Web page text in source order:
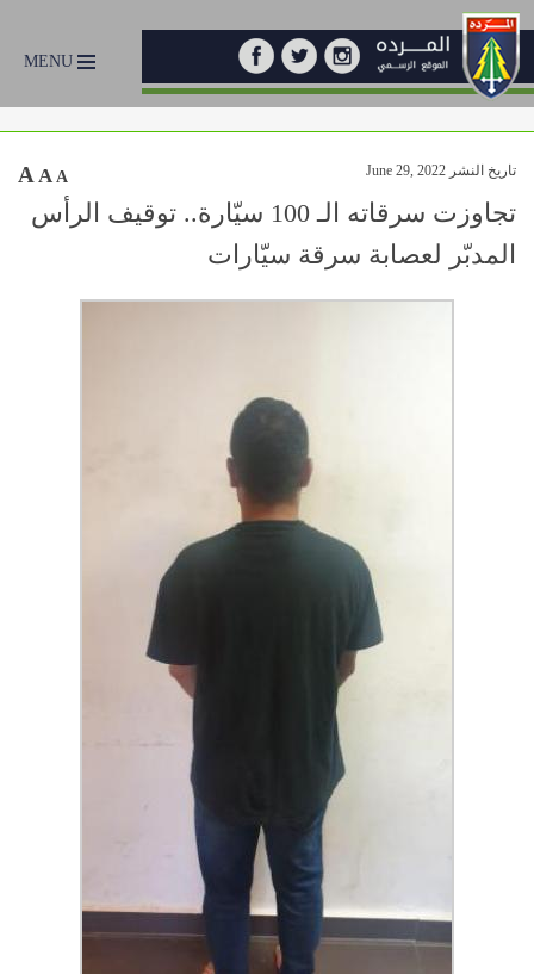
MENU
تاريخ النشر June 29, 2022 A A A
تجاوزت سرقاته الـ 100 سيّارة.. توقيف الرأس
المدبّر لعصابة سرقة سيّارات